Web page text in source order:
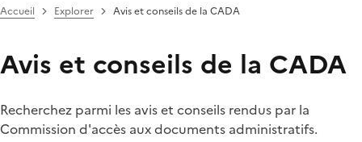
Accueil Explorer Avis et conseils de la CADA
Avis et conseils de la CADA
Recherchez parmi les avis et conseils rendus par la
Commission d'accès aux documents administratifs.